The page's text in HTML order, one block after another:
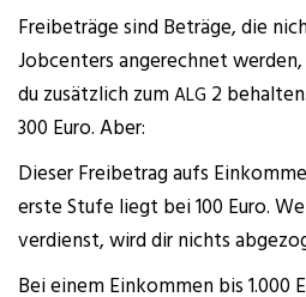
Frei­be­trä­ge sind Beträ­ge, die
Job­cen­ters ange­rech­net
du zusätz­lich zumALG 2
300 Euro. Aber:
Die­ser Frei­be­trag aufs
ers­te Stu­fe liegt bei 100 Euro.
ver­dienst, wird dir nichts
Bei einem Ein­kom­men bis 1.000